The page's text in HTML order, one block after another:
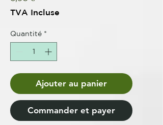
TVA Incluse
Quantité *
Ajouter au panier
Commander et payer